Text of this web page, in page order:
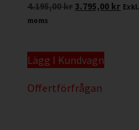
4.195,00kr3.795,00 kr Exkl.
moms
Lägg I Kundvagn
Offertförfrågan